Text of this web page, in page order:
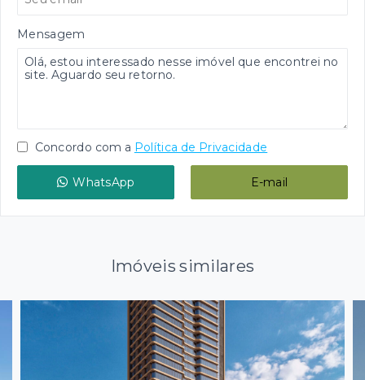
Mensagem
Concordo com a Política de Privacidade
WhatsApp E-mail
Imóveis similares